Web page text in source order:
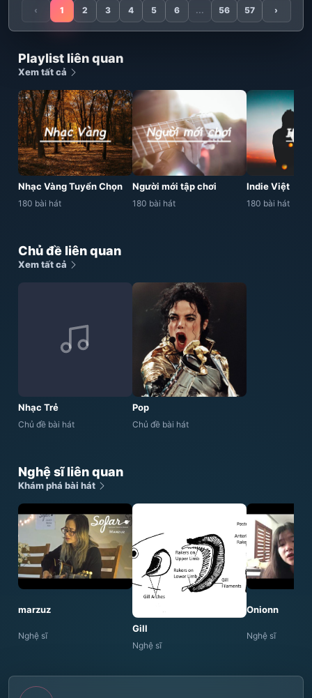
‹ 1 2 3 4 5 6 ... 56 57 ›
Playlist liên quan
Xem tất cả
Nhạc Vàng Tuyển Chọn
180 bài hát
Người mới tập chơi
180 bài hát
Indie Việt
180 bài hát
Chủ đề liên quan
Xem tất cả
Nhạc Trẻ
Chủ đề bài hát
Pop
Chủ đề bài hát
Nghệ sĩ liên quan
Khám phá bài hát
marzuz
Nghệ sĩ
Gill
Nghệ sĩ
Onionn
Nghệ sĩ